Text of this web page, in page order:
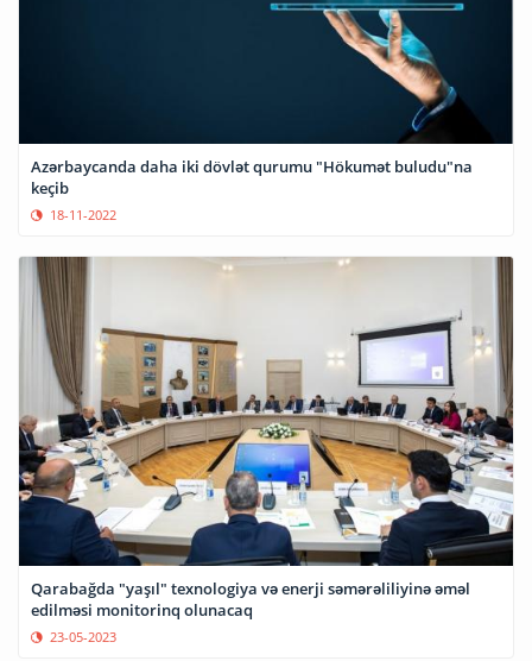
Azərbaycanda daha iki dövlət qurumu "Hökumət buludu"na
keçib
18-11-2022
Qarabağda "yaşıl" texnologiya və enerji səmərəliliyinə əməl
edilməsi monitorinq olunacaq
23-05-2023